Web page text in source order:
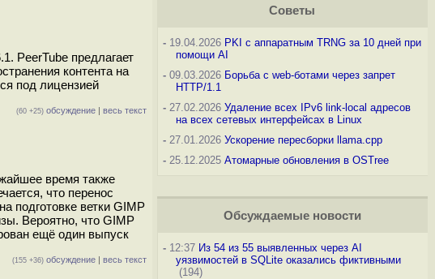
PeerTube предлагает
контента на
под лицензией
(60 +25) обсуждение | весь текст
время также
что перенос
подготовке ветки GIMP
Вероятно, что GIMP
ещё один выпуск
(155 +36) обсуждение | весь текст
Советы
-19.04.2026 PKI с аппаратным TRNG за 10 дней при
помощи AI
-09.03.2026 Борьба с web-ботами через запрет
HTTP/1.1
-27.02.2026 Удаление всех IPv6 link-local адресов
на всех сетевых интерфейсах в Linux
-27.01.2026 Ускорение пересборки llama.cpp
-25.12.2025 Атомарные обновления в OSTree
Обсуждаемые новости
-12:37 Из 54 из 55 выявленных через AI
уязвимостей в SQLite оказались фиктивными
(194)